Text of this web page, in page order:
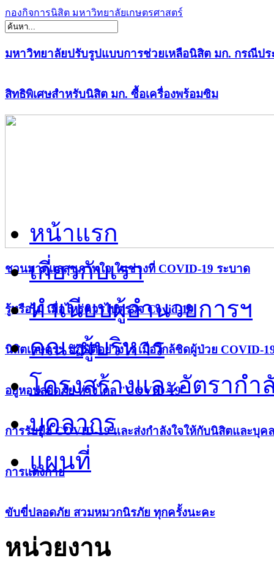
กองกิจการนิสิต มหาวิทยาลัยเกษตรศาสตร์
มหาวิทยาลัยปรับรูปแบบการช่วยเหลือนิสิต มก. กรณีปร
สิทธิพิเศษสำหรับนิสิต มก. ซื้อเครื่องพร้อมซิม
ชวนมาดูแลสุขภาพใจ ในช่วงที่ COVID-19 ระบาด
รู้หรือไม่ เมื่อไหร่ควรไปตรวจ Covid-19
นิสิตเกษตรฯ ปฏิบัติอย่างไร เมื่อใกล้ชิดผู้ป่วย COVID-
อยู่หอปลอดภัย ห่างไกล "COVID-19"
การรับมือ COVID-19 และส่งกำลังใจให้กับนิสิตและบุค
การแต่งกาย
ขับขี่ปลอดภัย สวมหมวกนิรภัย ทุกครั้งนะคะ
หน้าแรก
เกี่ยวกับเรา
ทำเนียบผู้อำนวยการฯ
คณะผู้บริหาร
โครงสร้างและอัตรากำ
บุคลากร
แผนที่
หน่วยงาน